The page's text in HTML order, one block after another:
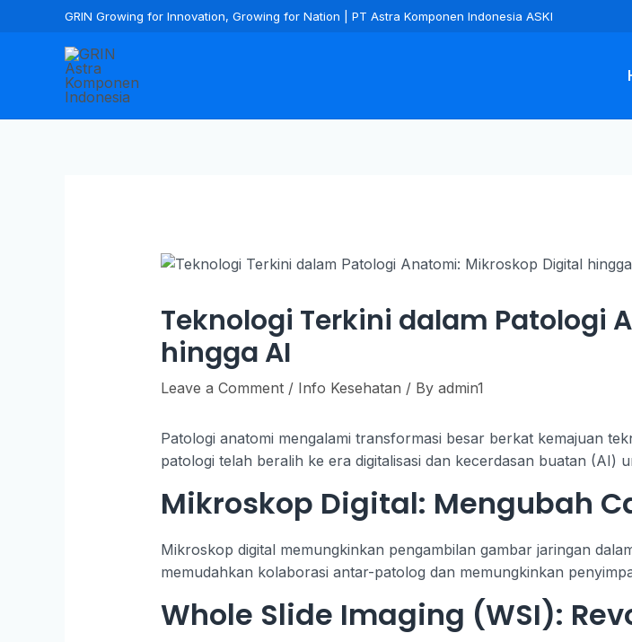
GRIN Growing for Innovation, Growing for Nation | PT Astra Komponen Indonesia ASKI
Teknologi Terkini dalam Patologi
hingga AI
Leave a Comment / Info Kesehatan / By admin1
Patologi anatomi mengalami transformasi besar berkat kemajuan
patologi telah beralih ke era digitalisasi dan kecerdasan buatan (AI)
Mikroskop Digital: Mengubah
Mikroskop digital memungkinkan pengambilan gambar jaringan
memudahkan kolaborasi antar-patolog dan memungkinkan
Whole Slide Imaging (WSI):